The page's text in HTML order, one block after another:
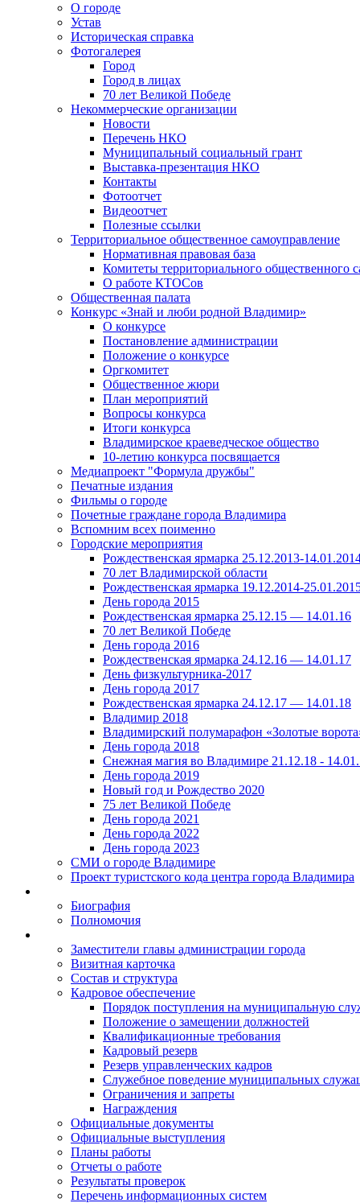
О городе
Устав
Историческая справка
Фотогалерея
Город
Город в лицах
70 лет Великой Победе
Некоммерческие организации
Новости
Перечень НКО
Муниципальный социальный грант
Выставка-презентация НКО
Контакты
Фотоотчет
Видеоотчет
Полезные ссылки
Территориальное общественное самоуправление
Нормативная правовая база
Комитеты территориального общественного
О работе КТОСов
Общественная палата
Конкурс «Знай и люби родной Владимир»
О конкурсе
Постановление администрации
Положение о конкурсе
Оргкомитет
Общественное жюри
План мероприятий
Вопросы конкурса
Итоги конкурса
Владимирское краеведческое общество
10-летию конкурса посвящается
Медиапроект "Формула дружбы"
Печатные издания
Фильмы о городе
Почетные граждане города Владимира
Вспомним всех поименно
Городские мероприятия
Рождественская ярмарка 25.12.2013-
70 лет Владимирской области
Рождественская ярмарка 19.12.2014-
День города 2015
Рождественская ярмарка 25.12.15 — 14.01.16
70 лет Великой Победе
День города 2016
Рождественская ярмарка 24.12.16 — 14.01.17
День физкультурника-2017
День города 2017
Рождественская ярмарка 24.12.17 — 14.01.18
Владимир 2018
Владимирский полумарафон «Золотые
День города 2018
Снежная магия во Владимире 21.12.18 -
День города 2019
Новый год и Рождество 2020
75 лет Великой Победе
День города 2021
День города 2022
День города 2023
СМИ о городе Владимире
Проект туристского кода центра города Владимира
Биография
Полномочия
Заместители главы администрации города
Визитная карточка
Состав и структура
Кадровое обеспечение
Порядок поступления на муниципальную
Положение о замещении должностей
Квалификационные требования
Кадровый резерв
Резерв управленческих кадров
Служебное поведение муниципальных
Ограничения и запреты
Награждения
Официальные документы
Официальные выступления
Планы работы
Отчеты о работе
Результаты проверок
Перечень информационных систем